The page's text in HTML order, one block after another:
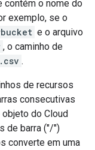
contém o nome do
exemplo, se o
e o arquivo
, o caminho de
.
de recursos
consecutivas
do Cloud
de barra ("/")
converte em uma